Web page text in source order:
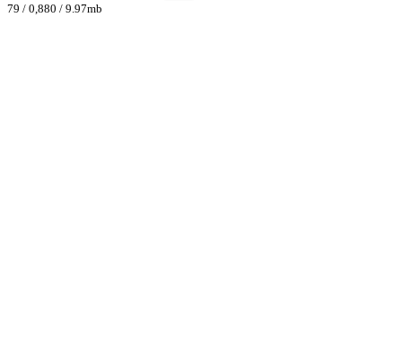
79 / 0,880 / 9.97mb